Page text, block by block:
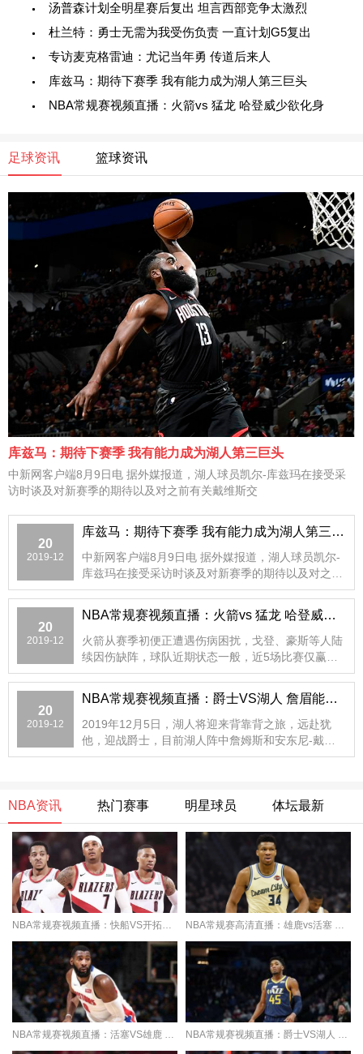
汤普森计划全明星赛后复出 坦言西部竞争太激烈
杜兰特：勇士无需为我受伤负责 一直计划G5复出
专访麦克格雷迪：尤记当年勇 传道后来人
库兹马：期待下赛季 我有能力成为湖人第三巨头
NBA常规赛视频直播：火箭vs 猛龙 哈登威少欲化身
足球资讯 篮球资讯
库兹马：期待下赛季 我有能力成为湖人第三巨头
中新网客户端8月9日电 据外媒报道，湖人球员凯尔-库兹玛在接受采
访时谈及对新赛季的期待以及对之前有关戴维斯交
20
2019-12
库兹马：期待下赛季 我有能力成为湖人第三巨头
中新网客户端8月9日电 据外媒报道，湖人球员凯尔-
库兹玛在接受采访时谈及对新赛季的期待以及对之前
有关戴维斯交
20
2019-12
NBA常规赛视频直播：火箭vs 猛龙 哈登威少欲化身
火箭从赛季初便正遭遇伤病困扰，戈登、豪斯等人陆
续因伤缺阵，球队近期状态一般，近5场比赛仅赢一
场，原因在于
20
2019-12
NBA常规赛视频直播：爵士VS湖人 詹眉能否送爵士
2019年12月5日，湖人将迎来背靠背之旅，远赴犹
他，迎战爵士，目前湖人阵中詹姆斯和安东尼-戴维
斯的默契程度越来越
NBA资讯 热门赛事 明星球员 体坛最新